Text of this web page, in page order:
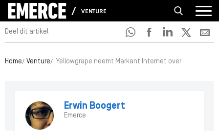
VENTURE
Deel dit artikel
Home Venture Yellowgrape neemt Markant Internet over
Erwin Boogert
Emerce